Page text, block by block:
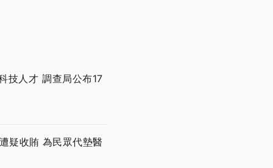
技人才 調查局公布17
疑收賄 為民眾代墊醫